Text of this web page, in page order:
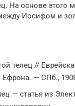
На основе этого
Иосифом и
телец //
Ефрона. — СПб.,
— статья из